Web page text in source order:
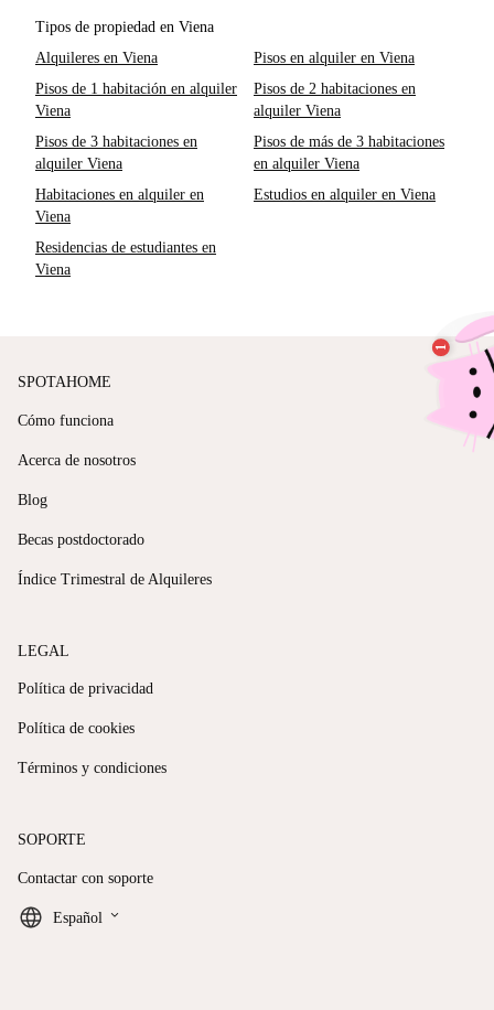
Tipos de propiedad en Viena
Alquileres en Viena
Pisos en alquiler en Viena
Pisos de 1 habitación en alquiler
Viena
Pisos de 2 habitaciones en
alquiler Viena
Pisos de 3 habitaciones en
alquiler Viena
Pisos de más de 3 habitaciones
en alquiler Viena
Habitaciones en alquiler en
Viena
Estudios en alquiler en Viena
Residencias de estudiantes en
Viena
SPOTAHOME
Cómo funciona
Acerca de nosotros
Blog
Becas postdoctorado
Índice Trimestral de Alquileres
LEGAL
Política de privacidad
Política de cookies
Términos y condiciones
SOPORTE
Contactar con soporte
Español keyboard_arrow_down